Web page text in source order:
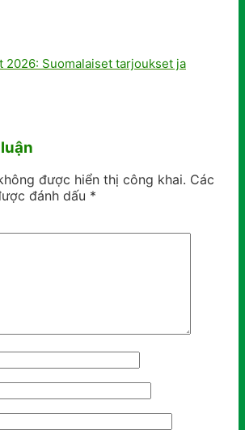
2026: Suomalaiset tarjoukset ja
được hiển thị công khai. Các
đánh dấu *